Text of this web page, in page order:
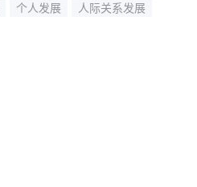
个人发展 人际关系发展